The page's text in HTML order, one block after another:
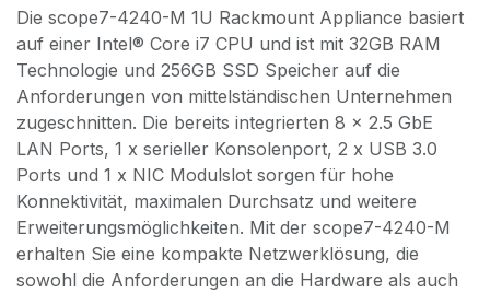
Die scope7-4240-M 1U Rackmount Appliance basiert
auf einer Intel® Core i7 CPU und ist mit 32GB RAM
Technologie und 256GB SSD Speicher auf die
Anforderungen von mittelständischen Unternehmen
zugeschnitten. Die bereits integrierten 8 x 2.5 GbE
LAN Ports, 1 x serieller Konsolenport, 2 x USB 3.0
Ports und 1 x NIC Modulslot sorgen für hohe
Konnektivität, maximalen Durchsatz und weitere
Erweiterungsmöglichkeiten. Mit der scope7-4240-M
erhalten Sie eine kompakte Netzwerklösung, die
sowohl die Anforderungen an die Hardware als auch